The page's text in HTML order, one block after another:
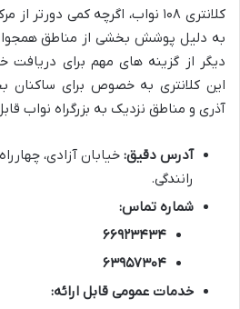
کلانتری ۱۰۸ نواب، اگرچه کمی
به دلیل پوشش بخشی از مناطق
دیگر از گزینه های مهم برای
این کلانتری به خصوص برای
آذری و مناطق نزدیک به بزرگراه نواب
آدرس دقیق: خیابان آزادی،
رانندگی.
شماره تماس:
۶۶۹۲۳۴۳۴
۶۳۹۵۷۳۰۴
خدمات عمومی قابل ارائه: